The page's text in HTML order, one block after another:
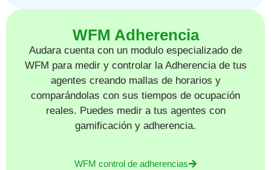
WFM Adherencia
Audara cuenta con un modulo especializado de
WFM para medir y controlar la Adherencia de tus
agentes creando mallas de horarios y
comparándolas con sus tiempos de ocupación
reales. Puedes medir a tus agentes con
gamificación y adherencia.
WFM control de adherencias